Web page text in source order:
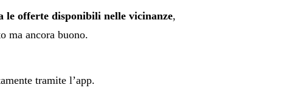
le offerte disponibili nelle vicinanze,
ma ancora buono.
tramite l’app.